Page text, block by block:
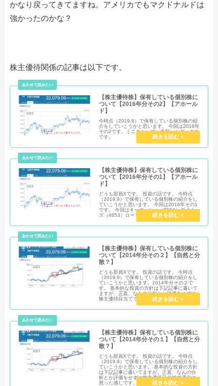
かなり戻ってきてますね。アメリカでもマクドナルドは
強かったのかな？
株主優待関係の記事は以下です。
【株主優待株】保有している個別株に
ついて【2016年分その2】【アホール
ド】
今時点（2019.9）で保有している個別株の紹
介をしていこうかと思います。 今回は2016年
その2です。ミニストップ、進和、シダックス
です。
【株主優待株】保有している個別株に
ついて【2016年分その1】【アホール
ド】
どうも部員Xです。 投資の話です。 今時点
（2019.9）で保有している個別株の紹介をし
ていこうかと思います。 今回は2016年その1
です。 今回はキーコーヒー（2594）ダイオー
ズ（4653）ローランドDG（6789）
【株主優待株】保有している個別株に
ついて【2014年分その２】【自然と分
散？】
どうも部員Xです。 投資の話です。 今時点
（2019.9）で保有している個別株の紹介をし
ていこうかと思います。2014年分その２で
す。 基本的な投資の方針は下記記事に書いて
ますが、正直、なんの分析とか評価をせずに
株主優待目当てで適当に買った感じです。
【株主優待株】保有している個別株に
ついて【2014年分その１】【自然と分
散？】
どうも部員Xです。 投資の話です。 今時点
（2019.9）で保有している個別株の紹介をし
ていこうかと思います。 基本的な投資の方針
は下記記事に書いてますが、正直、なんの分
析とか評価をせずに株主優待目当てで適当に
買った感じです。